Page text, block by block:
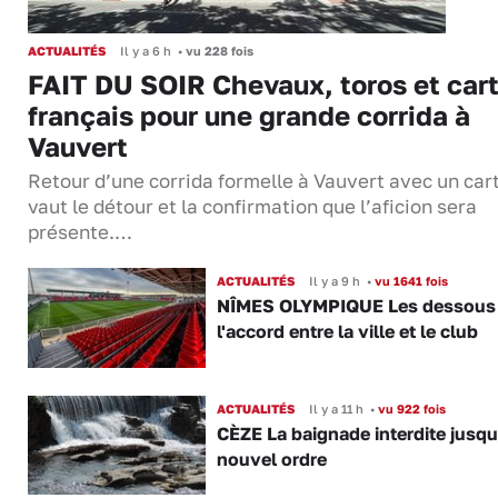
ACTUALITÉS Il y a 6 h • vu 228 fois
FAIT DU SOIR Chevaux, toros et
français pour une grande corrida à
Vauvert
Retour d’une corrida formelle à Vauvert avec un
vaut le détour et la confirmation que l’aficion sera
présente.…
ACTUALITÉS Il y a 9 h •vu 1641 fois
NÎMES OLYMPIQUE Les
l'accord entre la ville et le club
ACTUALITÉS Il y a 11 h •vu 922 fois
CÈZE La baignade interdite
nouvel ordre